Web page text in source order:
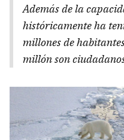
Además de la
históricamente ha
millones de
millón son